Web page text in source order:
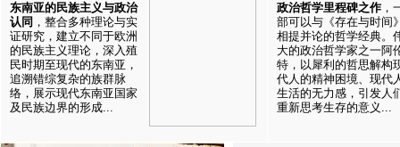
东南亚的民族主义与政治
认同 ，整合多种理论与实
证研究，建立不同于欧洲
的民族主义理论，深入殖
民时期至现代的东南亚，
追溯错综复杂的族群脉
络，展示现代东南亚国家
及民族边界的形成...
政治哲学里程碑之作 ，
部可以与《存在与时间
相提并论的哲学经典。
大的政治哲学家之一阿
特，以犀利的哲思解构
代人的精神困境、现代
生活的无力感，引发人
重新思考生存的意义...